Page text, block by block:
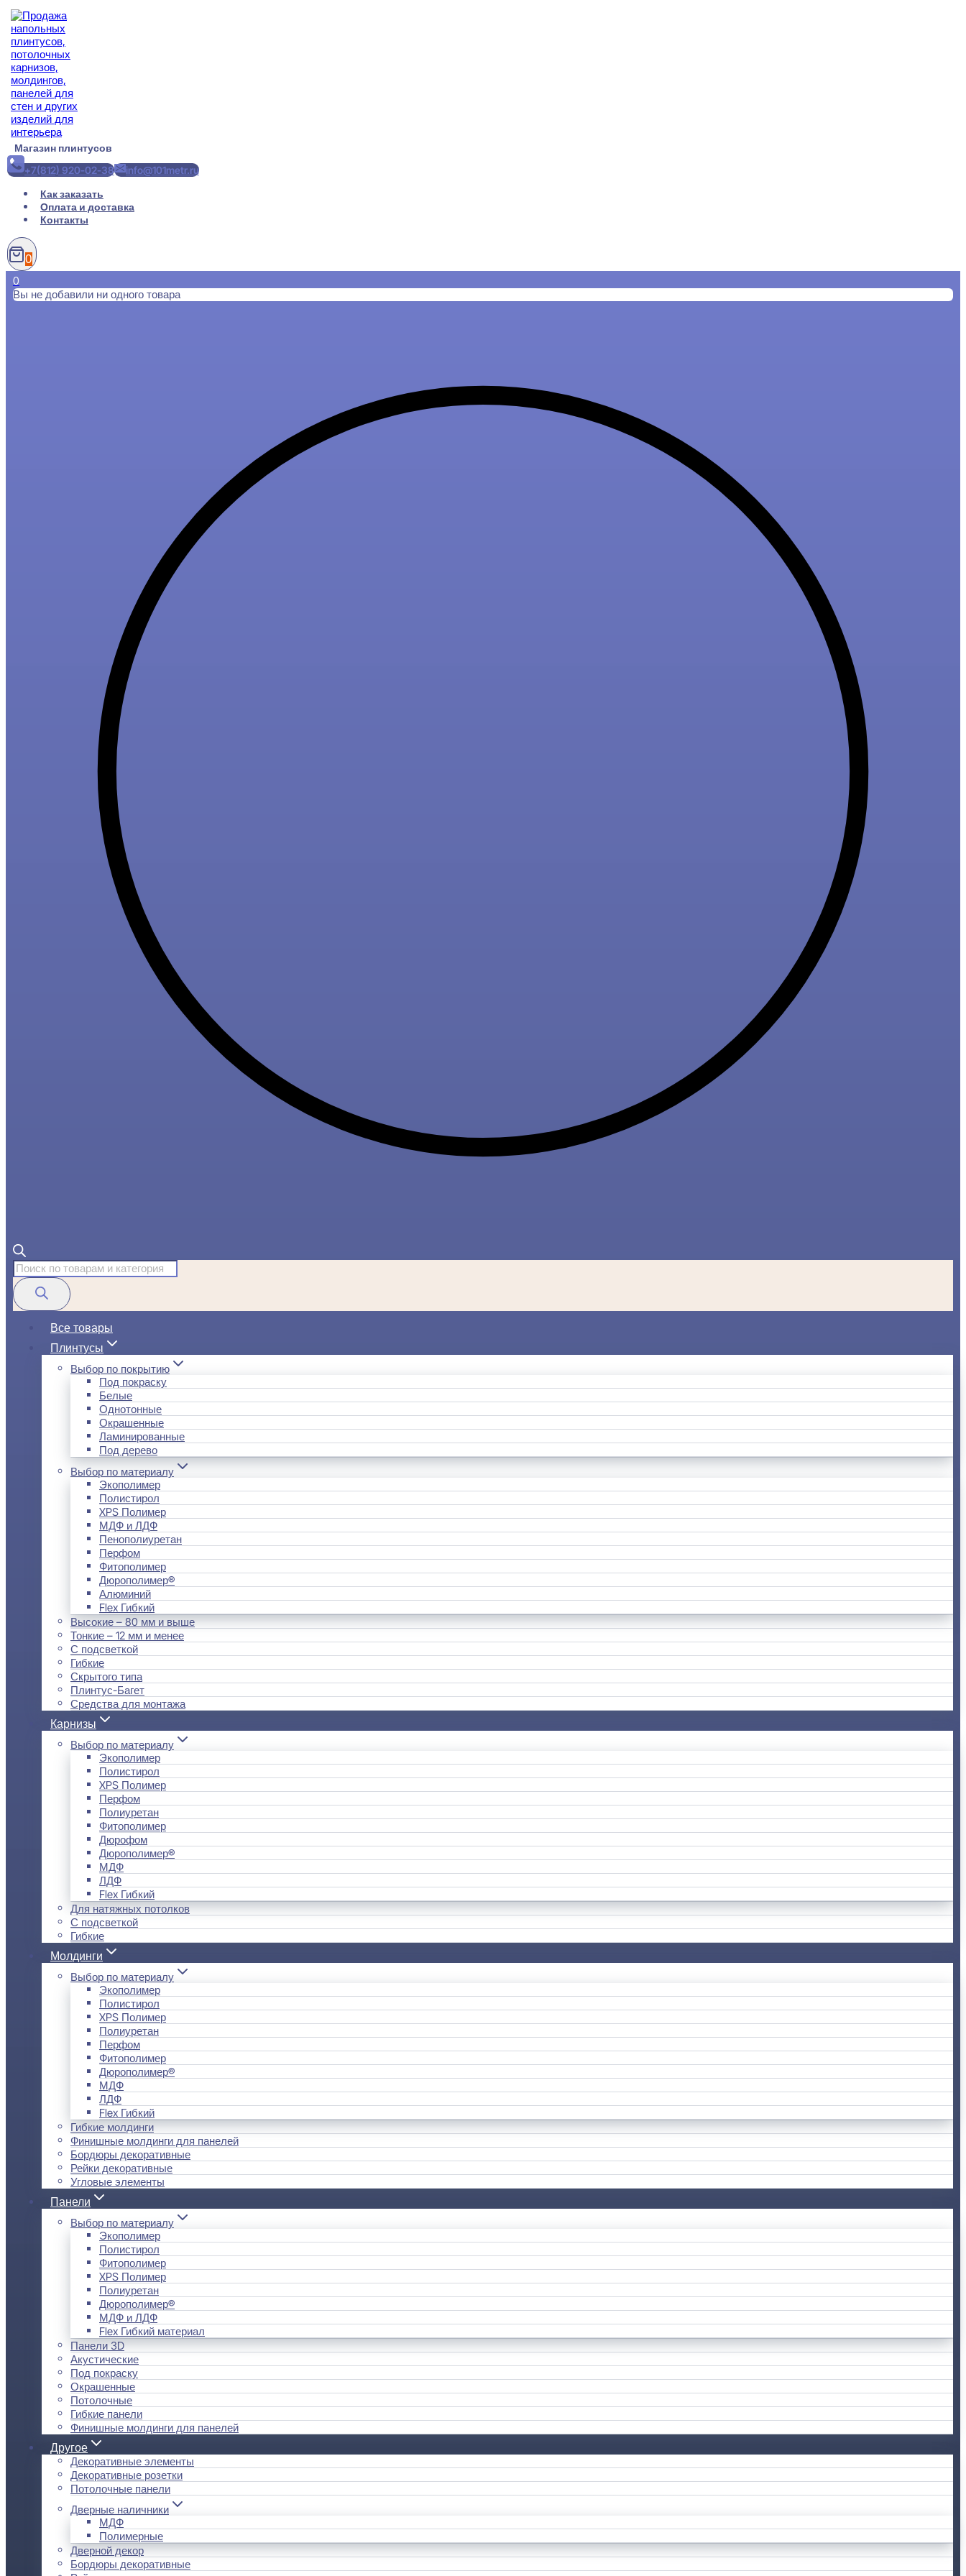
Перейти
содержимому
Магазин плинтусов
+7(812) 920-02-38
info@101metr.ru
Как заказать
Оплата и доставка
Контакты
0
0
Вы не добавили ни одного товара
Поиск
товаров
Все товары
Плинтусы
Выбор по покрытию
Под покраску
Белые
Однотонные
Окрашенные
Ламинированные
Под дерево
Выбор по материалу
Экополимер
Полистирол
XPS Полимер
МДФ и ЛДФ
Пенополиуретан
Перфом
Фитополимер
Дюрополимер®
Алюминий
Flex Гибкий
Высокие – 80 мм и выше
Тонкие – 12 мм и менее
С подсветкой
Гибкие
Скрытого типа
Плинтус-Багет
Средства для монтажа
Карнизы
Выбор по материалу
Экополимер
Полистирол
XPS Полимер
Перфом
Полиуретан
Фитополимер
Дюрофом
Дюрополимер®
МДФ
ЛДФ
Flex Гибкий
Для натяжных потолков
С подсветкой
Гибкие
Молдинги
Выбор по материалу
Экополимер
Полистирол
XPS Полимер
Полиуретан
Перфом
Фитополимер
Дюрополимер®
МДФ
ЛДФ
Flex Гибкий
Гибкие молдинги
Финишные молдинги для панелей
Бордюры декоративные
Рейки декоративные
Угловые элементы
Панели
Выбор по материалу
Экополимер
Полистирол
Фитополимер
XPS Полимер
Полиуретан
Дюрополимер®
МДФ и ЛДФ
Flex Гибкий материал
Панели 3D
Акустические
Под покраску
Окрашенные
Потолочные
Гибкие панели
Финишные молдинги для панелей
Другое
Декоративные элементы
Декоративные розетки
Потолочные панели
Дверные наличники
МДФ
Полимерные
Дверной декор
Бордюры декоративные